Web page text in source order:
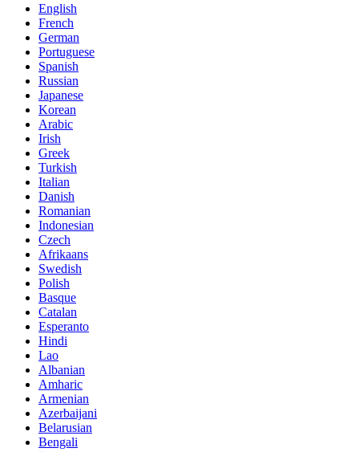
English
French
German
Portuguese
Spanish
Russian
Japanese
Korean
Arabic
Irish
Greek
Turkish
Italian
Danish
Romanian
Indonesian
Czech
Afrikaans
Swedish
Polish
Basque
Catalan
Esperanto
Hindi
Lao
Albanian
Amharic
Armenian
Azerbaijani
Belarusian
Bengali